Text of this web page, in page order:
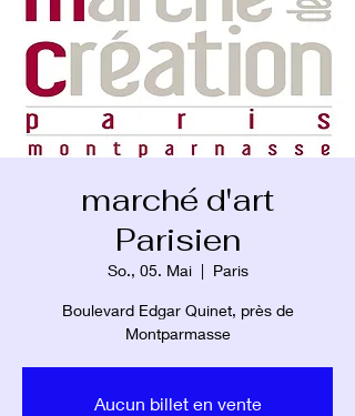
marché d'art
Parisien
So., 05. Mai
  |
Paris
Boulevard Edgar Quinet, près de
Montparmasse
Aucun billet en vente